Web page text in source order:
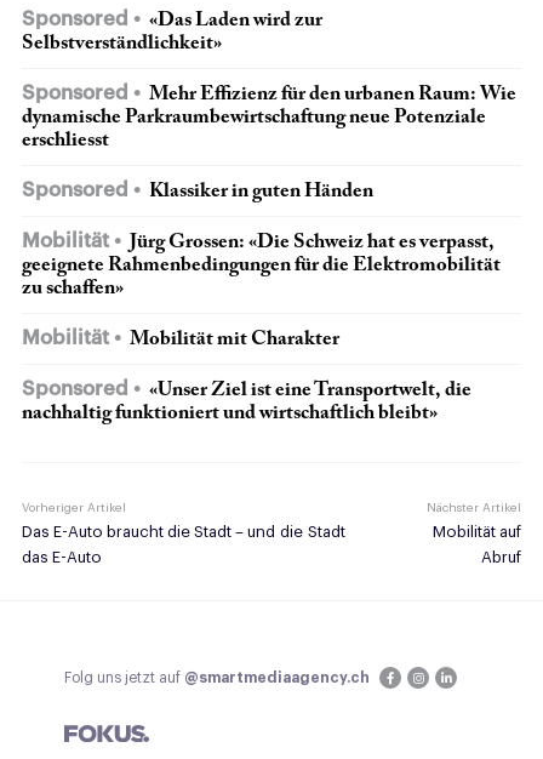
Sponsored
«Das Laden wird zur
Selbstverständlichkeit»
Sponsored
Mehr Effizienz für den urbanen Raum: Wie
dynamische Parkraumbewirtschaftung neue Potenziale
erschliesst
Sponsored Klassiker in guten Händen
Mobilität
Jürg Grossen: «Die Schweiz hat es verpasst,
geeignete Rahmen­bedingungen für die Elektromobilität
zu schaffen»
Mobilität Mobilität mit Charakter
Sponsored
«Unser Ziel ist eine Transportwelt, die
nach­haltig funktioniert und wirtschaftlich bleibt»
Vorheriger Artikel
Das E-Auto braucht die Stadt – und die Stadt
das E-Auto
Nächster Artikel
Mobilität auf
Abruf
Folg uns jetzt auf @smartmediaagency.ch